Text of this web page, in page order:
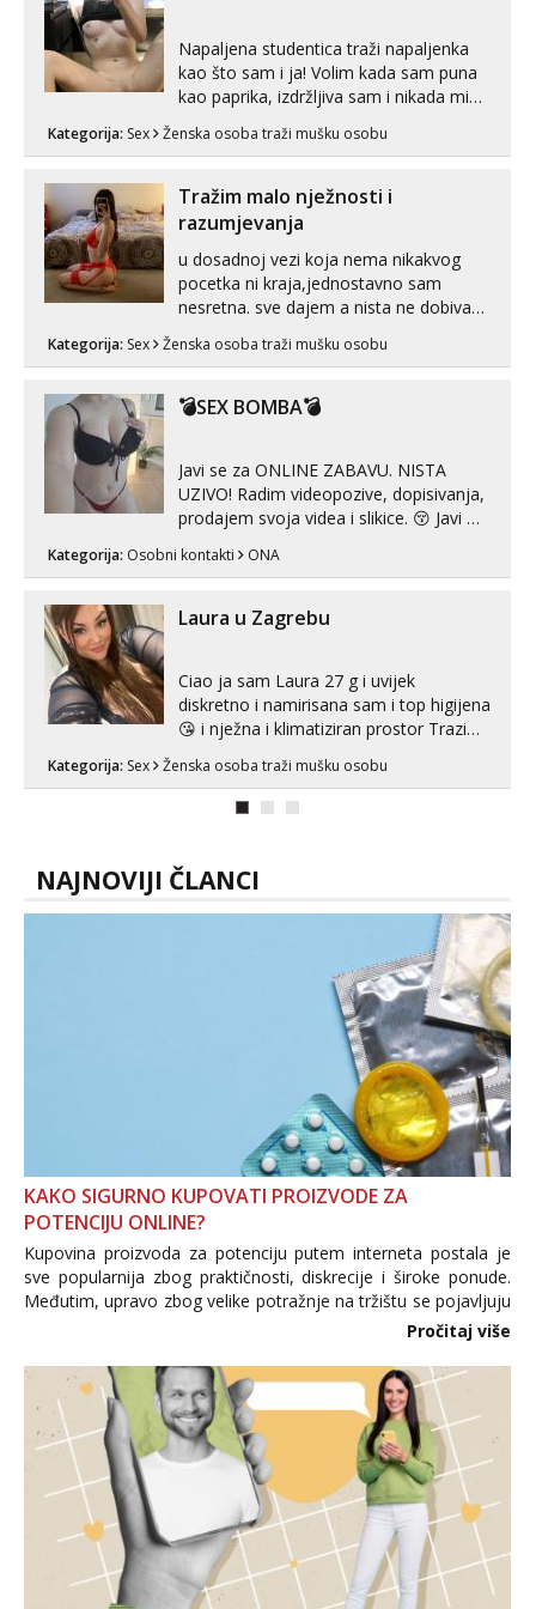
Napaljena studentica traži napaljenka
kao što sam i ja! Volim kada sam puna
kao paprika, izdržljiva sam i nikada mi
puta dnevno bilo kad i bilo gdje zato se
link ispod i nadji me tamo, cekam te!
Kategorija: Sex Ženska osoba traži mušku osobu
Tražim malo nježnosti i
razumjevanja
u dosadnoj vezi koja nema nikakvog
pocetka ni kraja,jednostavno sam
nesretna. sve dajem a nista ne dobivam
zadovoljiti moje potrebe,ne trazim puno
volim njezan seks i njezne poljupce po
Kategorija: Sex Ženska osoba traži mušku osobu
💣SEX BOMBA💣
Javi se za ONLINE ZABAVU. NISTA
UZIVO! Radim videopozive, dopisivanja,
prodajem svoja videa i slikice. 😚 Javi mi
Telegram. +385 91 723 0045
Kategorija: Osobni kontakti ONA
Laura u Zagrebu
Ciao ja sam Laura 27 g i uvijek
diskretno i namirisana sam i top higijena
😘 i nježna i klimatiziran prostor Trazim
Pusenje i gutanje sperme Erotsko rublje
imam uvijek Lizati me mozes i ljubiti po
Kategorija: Sex Ženska osoba traži mušku osobu
NAJNOVIJI ČLANCI
KAKO SIGURNO KUPOVATI PROIZVODE ZA
POTENCIJU ONLINE?
Kupovina proizvoda za potenciju putem interneta postala je
sve popularnija zbog praktičnosti, diskrecije i široke ponude.
Međutim, upravo zbog velike potražnje na tržištu se pojavljuju
i brojni krivotvoreni proizvodi, nepouzdane internetske
Pročitaj više